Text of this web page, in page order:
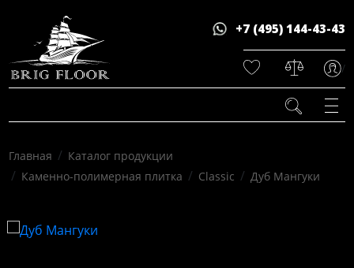
+7 (495) 144-43-43
/
Главная / Каталог продукции
/ Каменно-полимерная плитка / Classic / Дуб Мангуки